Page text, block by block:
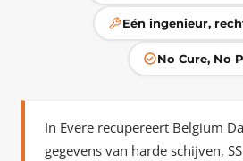
Eén ingenieur,
No Cure, No
In Evere recupereert Belgium
gegevens van harde schijven,